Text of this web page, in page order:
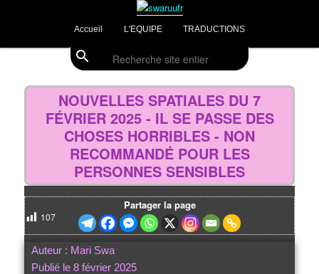
principalswaruufr
Divulgations Swaruurienne et Taygetienne
search
Accueil L'EQUIPE TRADUCTIONS
des
NOUVELLES SPATIALES DU 7
FÉVRIER 2025 - IL SE PASSE DES
CHOSES HORRIBLES - NON
RECOMMANDÉ POUR LES
PERSONNES SENSIBLES
107
Partager la page
Auteur : Mari Swa
Publié le 8 février 2025